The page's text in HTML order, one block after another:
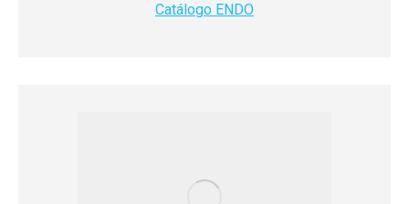
Catálogo ENDO